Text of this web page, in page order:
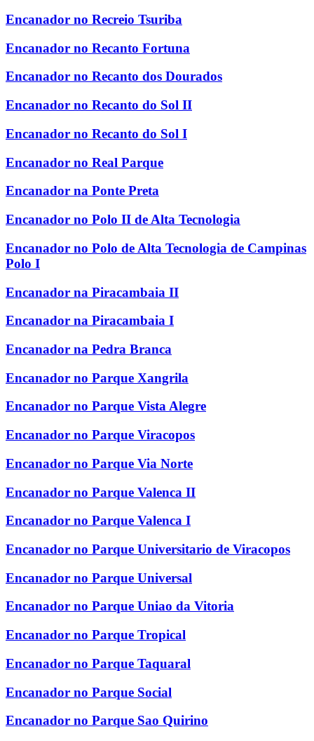
Encanador no Recreio Tsuriba
Encanador no Recanto Fortuna
Encanador no Recanto dos Dourados
Encanador no Recanto do Sol II
Encanador no Recanto do Sol I
Encanador no Real Parque
Encanador na Ponte Preta
Encanador no Polo II de Alta Tecnologia
Encanador no Polo de Alta Tecnologia de Campinas
Polo I
Encanador na Piracambaia II
Encanador na Piracambaia I
Encanador na Pedra Branca
Encanador no Parque Xangrila
Encanador no Parque Vista Alegre
Encanador no Parque Viracopos
Encanador no Parque Via Norte
Encanador no Parque Valenca II
Encanador no Parque Valenca I
Encanador no Parque Universitario de Viracopos
Encanador no Parque Universal
Encanador no Parque Uniao da Vitoria
Encanador no Parque Tropical
Encanador no Parque Taquaral
Encanador no Parque Social
Encanador no Parque Sao Quirino